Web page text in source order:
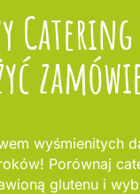
wyśmienitych
Porównaj
glutenu i